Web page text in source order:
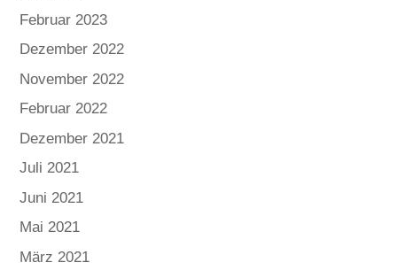
Februar 2023
Dezember 2022
November 2022
Februar 2022
Dezember 2021
Juli 2021
Juni 2021
Mai 2021
März 2021